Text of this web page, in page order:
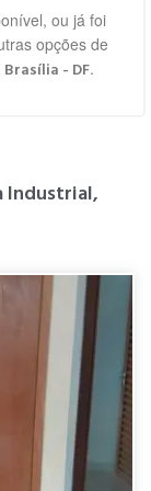
ou já foi
opções de
- DF.
Industrial,